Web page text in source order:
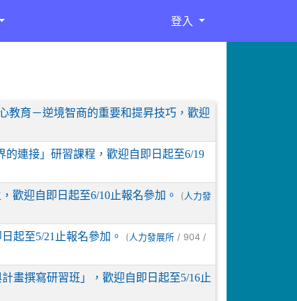
登入
教育－逆境智商的重要和提昇技巧，歡迎
連接」研習課程，歡迎自即日起至6/19
歡迎自即日起至6/10止報名參加。 ( 人力發
起至5/21止報名參加。 ( 人力發展所 / 904 /
畫撰寫研習班」，歡迎自即日起至5/16止